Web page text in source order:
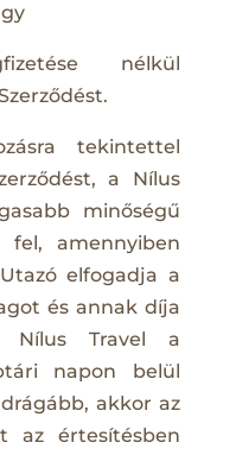
nélkül
tekintettel
a Nílus
minőségű
fel, amennyiben
elfogadja a
és annak díja
Nílus Travel a
napon belül
akkor az
az értesítésben